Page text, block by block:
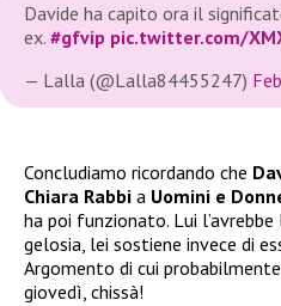
Davide ha capito ora il
ex. #gfvip pic.twitter.com/
— Lalla (@Lalla84455247)
Concludiamo ricordando che
Chiara Rabbi a Uomini e
ha poi funzionato. Lui l’avrebbe
gelosia, lei sostiene invece di
Argomento di cui
giovedì, chissà!